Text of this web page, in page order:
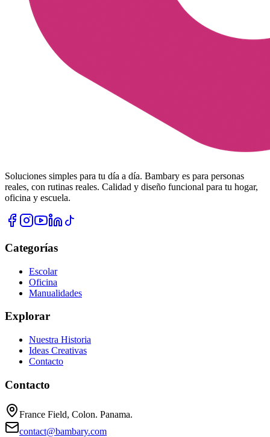
Soluciones simples para tu día a día. Bambary es para personas
reales, con rutinas reales. Calidad y diseño funcional para tu hogar,
oficina y escuela.
Categorías
Escolar
Oficina
Manualidades
Explorar
Nuestra Historia
Ideas Creativas
Contacto
Contacto
France Field, Colon. Panama.
contact@bambary.com